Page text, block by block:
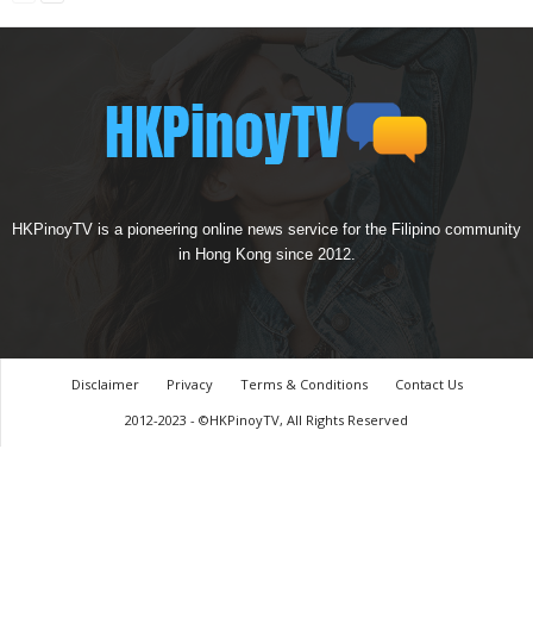
HKPinoyTV is a pioneering online news service for the Filipino community
in Hong Kong since 2012.
Disclaimer Privacy Terms & Conditions
Contact Us
2012-2023 - ©HKPinoyTV, All Rights Reserved